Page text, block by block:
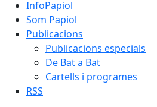
InfoPapiol
Som Papiol
Publicacions
Publicacions especials
De Bat a Bat
Cartells i programes
RSS